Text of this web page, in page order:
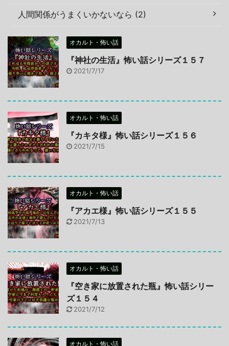
人間関係がうまくいかないなら (2)
オカルト・怖い話
『神社の生活』怖い話シリーズ１５７
2021/7/17
オカルト・怖い話
『カキタ様』怖い話シリーズ１５６
2021/7/15
オカルト・怖い話
『アカエ様』怖い話シリーズ１５５
2021/7/13
オカルト・怖い話
『空き家に放置された瓶』怖い話シリー
ズ１５４
2021/7/12
オカルト・怖い話